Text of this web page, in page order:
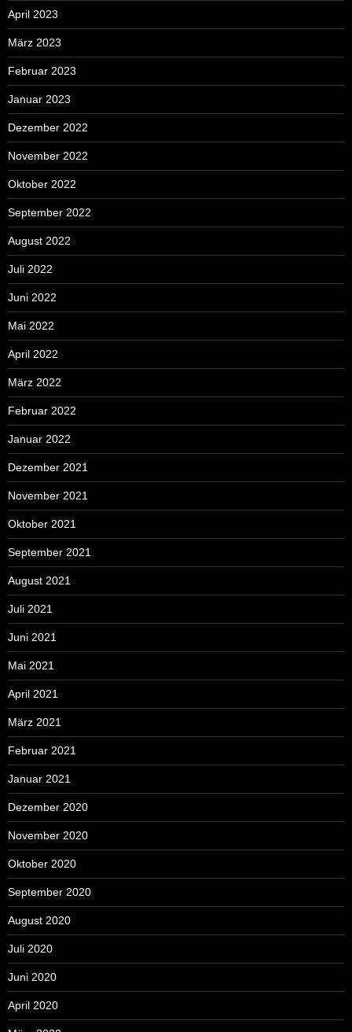
April 2023
März 2023
Februar 2023
Januar 2023
Dezember 2022
November 2022
Oktober 2022
September 2022
August 2022
Juli 2022
Juni 2022
Mai 2022
April 2022
März 2022
Februar 2022
Januar 2022
Dezember 2021
November 2021
Oktober 2021
September 2021
August 2021
Juli 2021
Juni 2021
Mai 2021
April 2021
März 2021
Februar 2021
Januar 2021
Dezember 2020
November 2020
Oktober 2020
September 2020
August 2020
Juli 2020
Juni 2020
April 2020